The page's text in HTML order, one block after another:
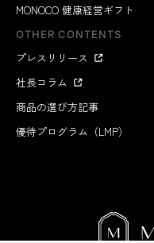
MONOCO 健康経営ギフト
OTHER CONTENTS
プレスリリース
社長コラム
商品の選び方記事
優待プログラム（LMP）